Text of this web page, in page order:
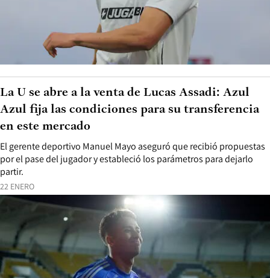
22 ENERO
El gerente deportivo Manuel Mayo aseguró que recibió propuestas
por el pase del jugador y estableció los parámetros para dejarlo
partir.
La U se abre a la venta de Lucas Assadi: Azul
Azul fija las condiciones para su transferencia
en este mercado